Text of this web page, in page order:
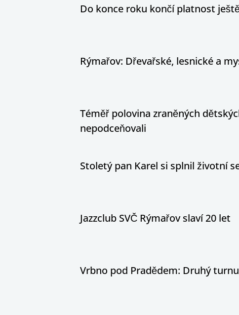
Do konce roku končí platnost
Rýmařov: Dřevařské, lesnické a
Téměř polovina zraněných
nepodceňovali
Stoletý pan Karel si splnil životní
Jazzclub SVČ Rýmařov slaví 20 let
Vrbno pod Pradědem: Druhý